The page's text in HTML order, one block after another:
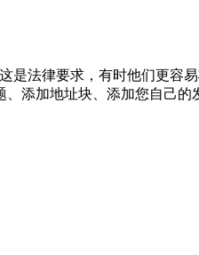
法律要求，有时他们更容
添加地址块、添加您自己